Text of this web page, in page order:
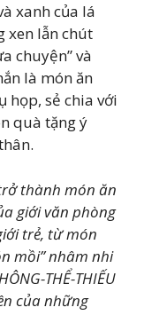
xanh của lá
xen lẫn chút
chuyện” và
là món ăn
họp, sẻ chia với
quà tặng ý
thành món ăn
giới văn phòng
trẻ, từ món
mồi” nhâm nhi
THỂ-THIẾU
của những